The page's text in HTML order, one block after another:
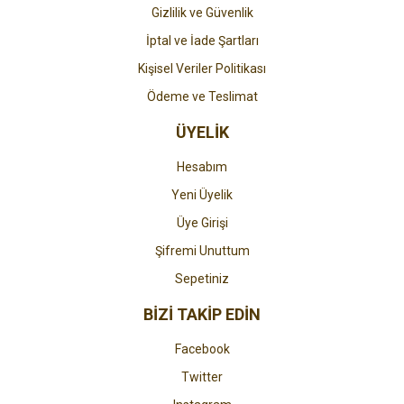
Gizlilik ve Güvenlik
İptal ve İade Şartları
Kişisel Veriler Politikası
Ödeme ve Teslimat
ÜYELİK
Hesabım
Yeni Üyelik
Üye Girişi
Şifremi Unuttum
Sepetiniz
BİZİ TAKİP EDİN
Facebook
Twitter